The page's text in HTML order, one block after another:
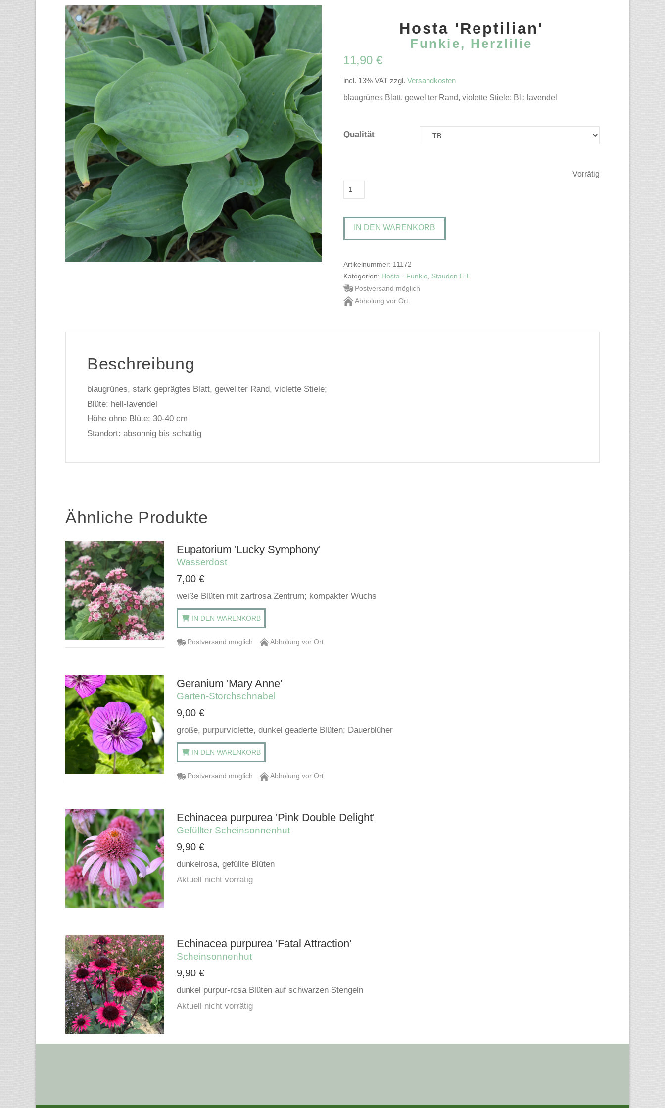
Hosta 'Reptilian'
Funkie, Herzlilie
11,90 €
incl. 13% VAT zzgl. Versandkosten
blaugrünes Blatt, gewellter Rand, violette Stiele; Blt: lavendel
Qualität
Vorrätig
Hosta
'Reptilian'Funkie,
Herzlilie
MengeIN DEN WARENKORB
Artikelnummer: 11172
Kategorien: Hosta - Funkie Stauden E-L
Postversand möglich
Abholung vor Ort
Beschreibung
blaugrünes, stark geprägtes Blatt, gewellter Rand, violette Stiele;
Blüte: hell-lavendel
Höhe ohne Blüte: 30-40 cm
Standort: absonnig bis schattig
Ähnliche Produkte
Eupatorium 'Lucky Symphony'
Wasserdost
7,00 €
weiße Blüten mit zartrosa Zentrum; kompakter Wuchs
IN DEN WARENKORB
Postversand möglich Abholung vor Ort
Geranium 'Mary Anne'
Garten-Storchschnabel
9,00 €
große, purpurviolette, dunkel geaderte Blüten; Dauerblüher
IN DEN WARENKORB
Postversand möglich Abholung vor Ort
Echinacea purpurea 'Pink Double Delight'
Gefüllter Scheinsonnenhut
9,90 €
dunkelrosa, gefüllte Blüten
Aktuell nicht vorrätig
Echinacea purpurea 'Fatal Attraction'
Scheinsonnenhut
9,90 €
dunkel purpur-rosa Blüten auf schwarzen Stengeln
Aktuell nicht vorrätig